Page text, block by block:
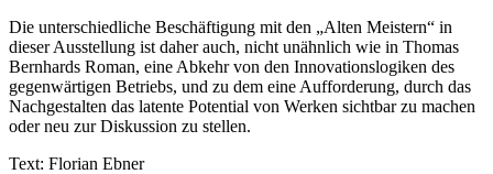
Die unterschiedliche Beschäftigung mit den „Alten Meistern“ in
dieser Ausstellung ist daher auch, nicht unähnlich wie in Thomas
Bernhards Roman, eine Abkehr von den Innovationslogiken des
gegenwärtigen Betriebs, und zu dem eine Aufforderung, durch das
Nachgestalten das latente Potential von Werken sichtbar zu machen
oder neu zur Diskussion zu stellen.
Text: Florian Ebner